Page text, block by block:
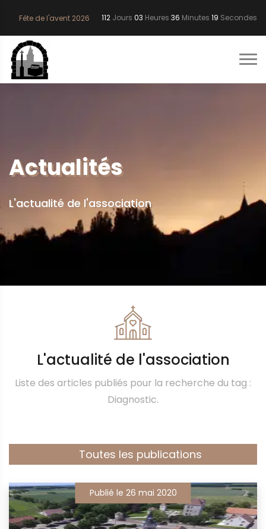
Fête de l'avent 2026 112 Jours 03 Heures 36 Minutes 18 Secondes
Actualités
L'actualité de l'association
L'actualité de l'association
Liste des articles publiés pour la recherche du tag :
Diagnostic.
Toutes les publications
Publié le 26 mai 2020